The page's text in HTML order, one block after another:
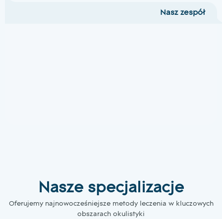
Nasz zespół
Nasze specjalizacje
Oferujemy najnowocześniejsze metody leczenia w kluczowych
obszarach okulistyki